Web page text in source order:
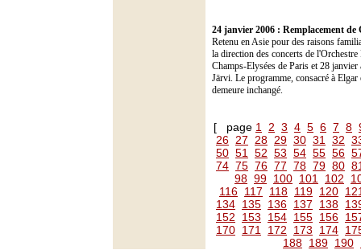
24 janvier 2006 : Remplacement
Retenu en Asie pour des raisons
la direction des concerts de
Champs-Elysées de Paris et 28
Järvi. Le programme, consacré à
demeure inchangé.
[ page 1 2 3 4 5 6 7 8
26 27 28 29 30 31 32
50 51 52 53 54 55 56
74 75 76 77 78 79 80
98 99 100 101 102
116 117 118 119 120
134 135 136 137 138
152
153 154 155 156
170 171 172 173 174
188 189 190